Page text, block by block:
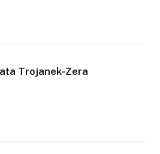
Trojanek-Zera